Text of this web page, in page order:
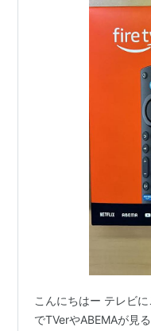
こんにちはー テレビ
でTVerやABEMAが見